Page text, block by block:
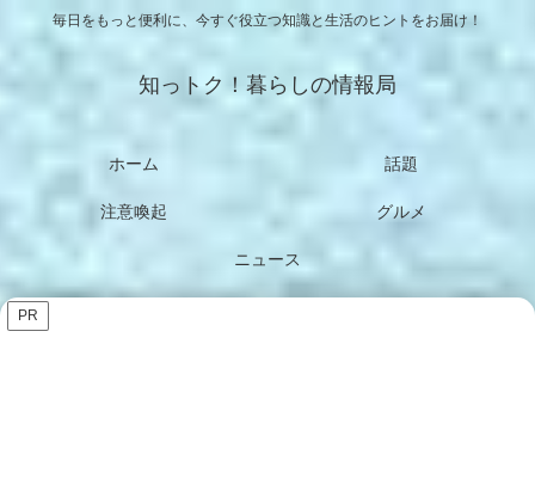
毎日をもっと便利に、今すぐ役立つ知識と生活のヒントをお届け！
知っトク！暮らしの情報局
ホーム 話題
注意喚起 グルメ
ニュース
PR